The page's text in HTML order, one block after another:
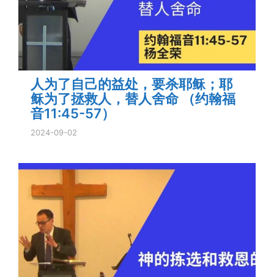
人为了自己的益处，要杀耶稣；耶
稣为了拯救人，替人舍命 （约翰福
音11:45-57）
2024-09-02